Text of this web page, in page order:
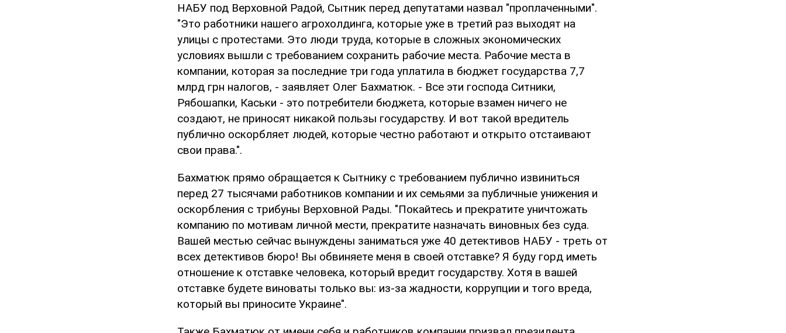
НАБУ под Верховной Радой, Сытник перед депутатами назвал "проплаченными".
"Это работники нашего агрохолдинга, которые уже в третий раз выходят на
улицы с протестами. Это люди труда, которые в сложных экономических
условиях вышли с требованием сохранить рабочие места. Рабочие места в
компании, которая за последние три года уплатила в бюджет государства 7,7
млрд грн налогов, - заявляет Олег Бахматюк. - Все эти господа Ситники,
Рябошапки, Каськи - это потребители бюджета, которые взамен ничего не
создают, не приносят никакой пользы государству. И вот такой вредитель
публично оскорбляет людей, которые честно работают и открыто отстаивают
свои права.".
Бахматюк прямо обращается к Сытнику с требованием публично извиниться
перед 27 тысячами работников компании и их семьями за публичные унижения и
оскорбления с трибуны Верховной Рады. "Покайтесь и прекратите уничтожать
компанию по мотивам личной мести, прекратите назначать виновных без суда.
Вашей местью сейчас вынуждены заниматься уже 40 детективов НАБУ - треть от
всех детективов бюро! Вы обвиняете меня в своей отставке? Я буду горд иметь
отношение к отставке человека, который вредит государству. Хотя в вашей
отставке будете виноваты только вы: из-за жадности, коррупции и того вреда,
который вы приносите Украине".